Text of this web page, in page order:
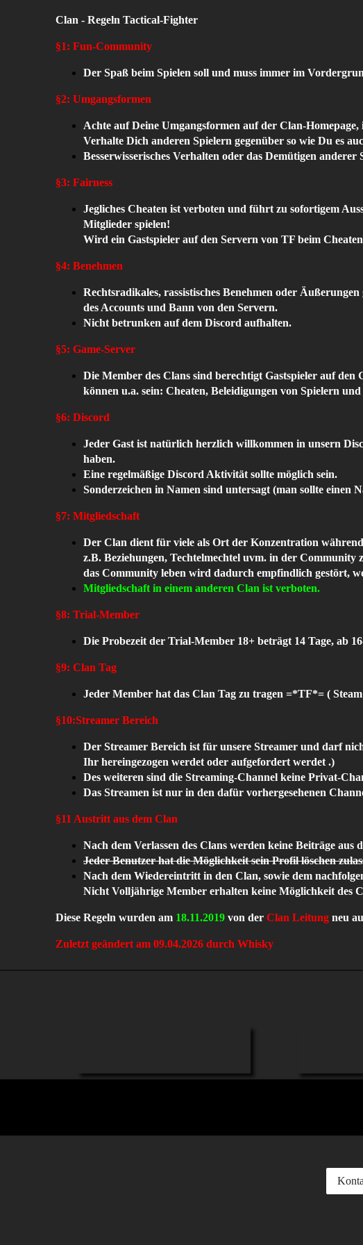
Clan - Regeln Tactical-Fighter
§1: Fun-Community
Der Spaß beim Spielen soll und muss immer im
§2: Umgangsformen
Achte auf Deine Umgangsformen auf der Clan-
Verhalte Dich anderen Spielern gegenüber so wie Du es
Besserwisserisches Verhalten oder das Demütigen
§3: Fairness
Jegliches Cheaten ist verboten und führt zu sofortigem
Mitglieder spielen!
Wird ein Gastspieler auf den Servern von TF beim
§4: Benehmen
Rechtsradikales, rassistisches Benehmen oder
des Accounts und Bann von den Servern.
Nicht betrunken auf dem Discord aufhalten.
§5: Game-Server
Die Member des Clans sind berechtigt Gastspieler auf
können u.a. sein: Cheaten, Beleidigungen von Spielern
§6: Discord
Jeder Gast ist natürlich herzlich willkommen in unsern
haben.
Eine regelmäßige Discord Aktivität sollte möglich sein.
Sonderzeichen in Namen sind untersagt (man sollte einen
§7: Mitgliedschaft
Der Clan dient für viele als Ort der Konzentration während
z.B. Beziehungen, Techtelmechtel uvm. in der
das Community leben wird dadurch empfindlich gestört,
Mitgliedschaft in einem anderen Clan ist verboten.
§8: Trial-Member
Die Probezeit der Trial-Member 18+ beträgt 14 Tage, ab
§9: Clan Tag
Jeder Member hat das Clan Tag zu tragen =*TF*= (
§10:Streamer Bereich
Der Streamer Bereich ist für unsere Streamer und darf
Ihr hereingezogen werdet oder aufgefordert werdet .)
Des weiteren sind die Streaming-Channel keine Privat-
Das Streamen ist nur in den dafür vorhergesehenen
§11 Austritt aus dem Clan
Nach dem Verlassen des Clans werden keine Beiträge aus
Jeder Benutzer hat die Möglichkeit sein Profil löschen
Nach dem Wiedereintritt in den Clan, sowie dem
Nicht Volljährige Member erhalten keine Möglichkeit des
Diese Regeln wurden am 18.11.2019 von der Clan Leitung neu
Zuletzt geändert am 09.04.2026 durch Whisky